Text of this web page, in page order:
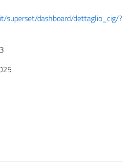
superset/dashboard/dettaglio_cig/?